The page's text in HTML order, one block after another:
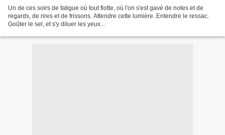
Un de ces soirs de fatigue où tout flotte, où l'on s'est gavé de notes et de
regards, de rires et de frissons. Attendre cette lumière. Entendre le ressac.
Goûter le sel, et s'y diluer les yeux...